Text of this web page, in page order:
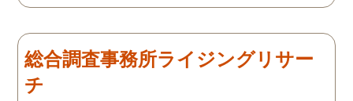
ました。 ありがとうござい
総合調査事務所ライジングリサー
チ